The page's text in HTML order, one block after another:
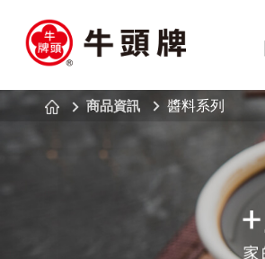
商品資訊 醬料系列